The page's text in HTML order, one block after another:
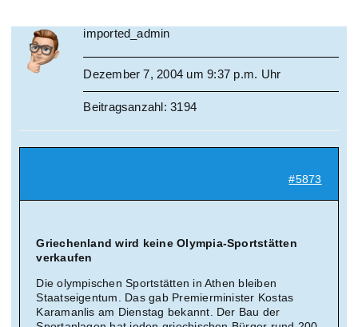
Suche
imported_admin
Dezember 7, 2004 um 9:37 p.m. Uhr
Beitragsanzahl: 3194
#5873
Griechenland wird keine Olympia-Sportstätten
verkaufen
Die olympischen Sportstätten in Athen bleiben
Staatseigentum. Das gab Premierminister Kostas
Karamanlis am Dienstag bekannt. Der Bau der